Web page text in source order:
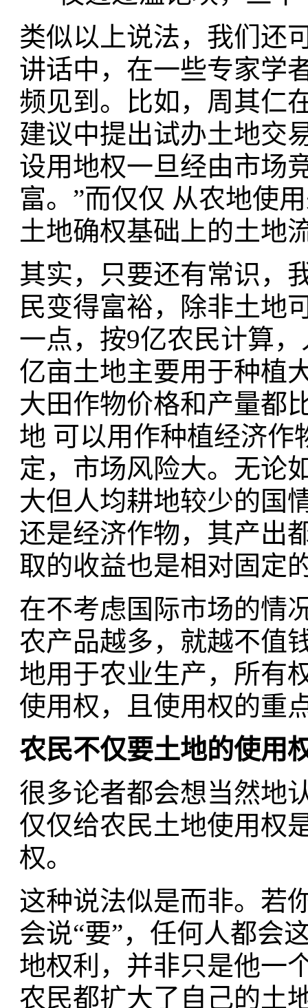
类似以上说法，我们还
讲话中，在一些专家学
频见到。比如，周其仁
建议中提出试办土地交
设用地权一旦经由市场
富。”而仅仅 从农地使
土地确权基础上的土地
其实，只要还有常识，
民变得富裕，除非土地
一点，按9亿农民计算
亿亩土地主要用于种植
大田作物价格和产量都
地 可以用作种植经济作
定，市场风险大。无论
大但人均耕地较少的国
还是经济作物，其产出
取的收益也是相对固定
在不考虑国际市场的情
农产品越多，就越不值
地用于农业生产，所有
使用权，且使用权的重
农民不仅要土地的使用
很多论者都会想当然地
仅仅给农民土地使用权
权。
这种说法似是而非。若
会说“要”，任何人都会
地权利，并非只是他一
农民都扩大了自己的土